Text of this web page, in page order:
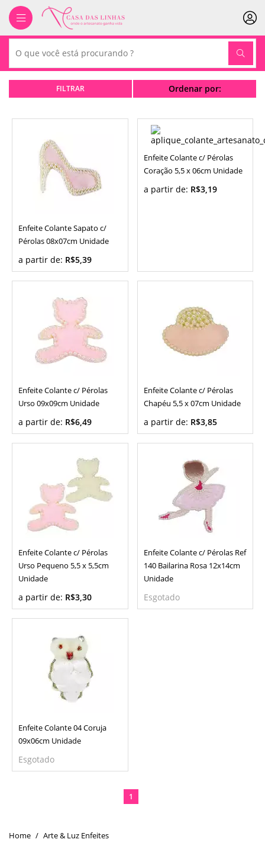
Arte & Luz Enfeites
Ordenar por:
Enfeite Colante Sapato c/
Pérolas 08x07cm Unidade
a partir de: R$5,39
Enfeite Colante c/ Pérolas
Coração 5,5 x 06cm Unidade
a partir de: R$3,19
Enfeite Colante c/ Pérolas
Urso 09x09cm Unidade
a partir de: R$6,49
Enfeite Colante c/ Pérolas
Chapéu 5,5 x 07cm Unidade
a partir de: R$3,85
Enfeite Colante c/ Pérolas
Urso Pequeno 5,5 x 5,5cm
Unidade
a partir de: R$3,30
Enfeite Colante c/ Pérolas Ref
140 Bailarina Rosa 12x14cm
Unidade
Esgotado
Enfeite Colante 04 Coruja
09x06cm Unidade
Esgotado
1